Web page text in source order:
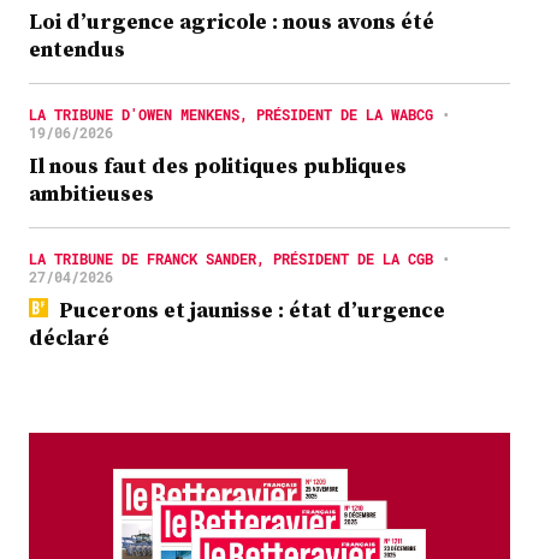
Loi d’urgence agricole : nous avons été
entendus
LA TRIBUNE D'OWEN MENKENS, PRÉSIDENT DE LA WABCG •
19/06/2026
Il nous faut des politiques publiques
ambitieuses
LA TRIBUNE DE FRANCK SANDER, PRÉSIDENT DE LA CGB •
27/04/2026
Pucerons et jaunisse : état d’urgence
déclaré